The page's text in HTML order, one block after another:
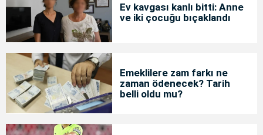
Ev kavgası kanlı bitti: Anne
ve iki çocuğu bıçaklandı
Emeklilere zam farkı ne
zaman ödenecek? Tarih
belli oldu mu?